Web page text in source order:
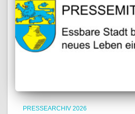
PRESSEARCHIV 2026